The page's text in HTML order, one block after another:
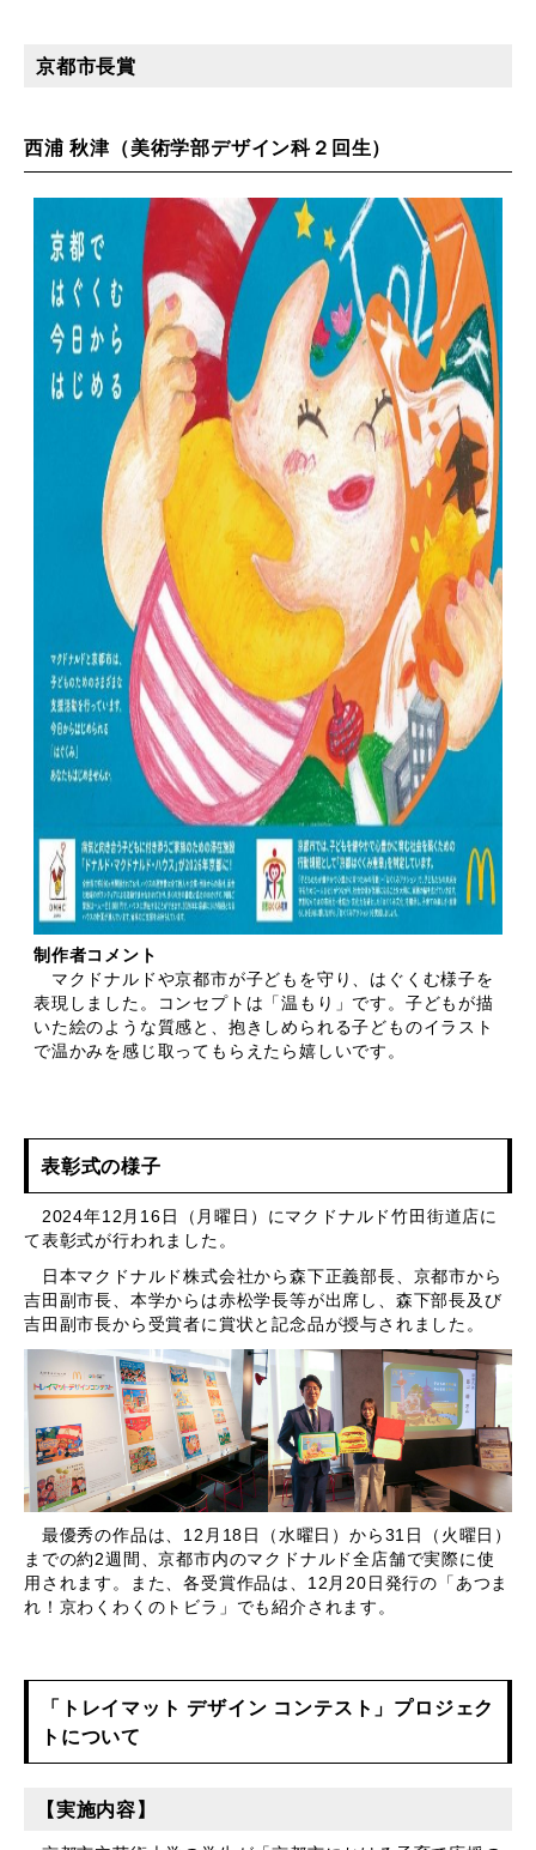
京都市長賞
西浦 秋津（美術学部デザイン科２回生）
制作者コメント
マクドナルドや京都市が子どもを守り、はぐくむ様子を
表現しました。コンセプトは「温もり」です。子どもが描
いた絵のような質感と、抱きしめられる子どものイラスト
で温かみを感じ取ってもらえたら嬉しいです。
表彰式の様子
2024年12月16日（月曜日）にマクドナルド竹田街道店に
て表彰式が行われました。
日本マクドナルド株式会社から森下正義部長、京都市から
吉田副市長、本学からは赤松学長等が出席し、森下部長及び
吉田副市長から受賞者に賞状と記念品が授与されました。
最優秀の作品は、12月18日（水曜日）から31日（火曜日）
までの約2週間、京都市内のマクドナルド全店舗で実際に使
用されます。また、各受賞作品は、12月20日発行の「あつま
れ！京わくわくのトビラ」でも紹介されます。
「トレイマット デザイン コンテスト」プロジェク
トについて
【実施内容】